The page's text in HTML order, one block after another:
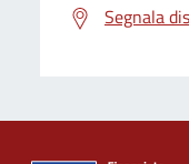
Segnala